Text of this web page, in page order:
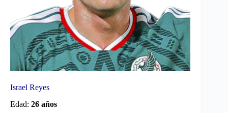
Israel Reyes
Edad: 26 años